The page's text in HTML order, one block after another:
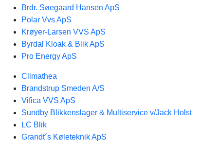
Brdr. Søegaard Hansen ApS
Polar Vvs ApS
Krøyer-Larsen VVS ApS
Byrdal Kloak & Blik ApS
Pro Energy ApS
Climathea
Brandstrup Smeden A/S
Vifica VVS ApS
Sundby Blikkenslager & Multiservice v/Jack Holst
LC Blik
Grandt´s Køleteknik ApS